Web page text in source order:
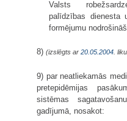
Valsts
palīdzības dienesta
formējumu
8) (izslēgts ar 20.05.2004.
9) par neatliekamās
pretepidēmijas
sistēmas
gadījumā, nosakot: